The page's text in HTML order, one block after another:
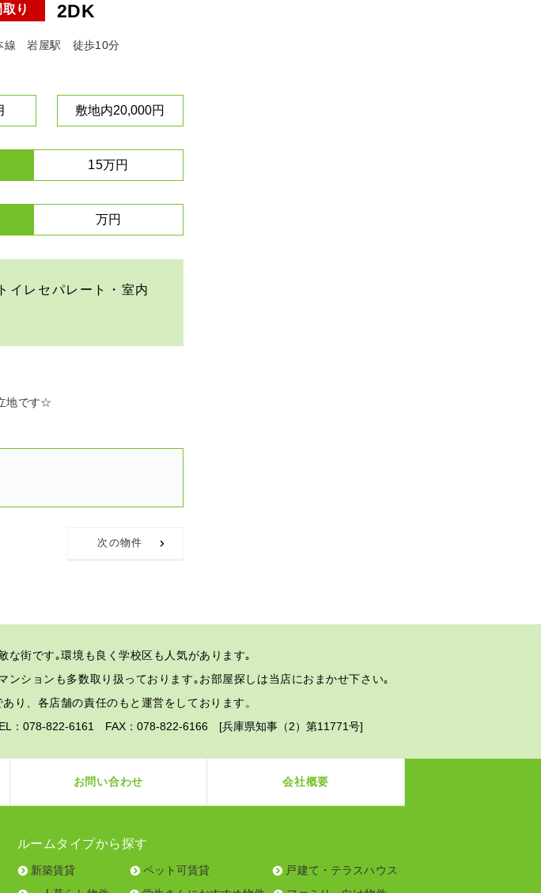
取り 2DK
線 岩屋駅 徒歩10分
敷地内20,000円
15万円
万円
イレセパレート・室内
地です☆
次の物件
な街です｡環境も良く学校区も人気があります｡
ンションも多数取り扱っております｡お部屋探しは当店におまかせ下さい｡
り、各店舗の責任のもと運営をしております。
：078-822-6161 FAX：078-822-6166 [兵庫県知事（2）第11771号]
お問い合わせ 会社概要
ルームタイプから探す
新築賃貸 ペット可賃貸
戸建て・テラスハウス